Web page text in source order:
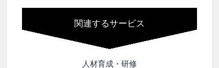
関連するサービス
人材育成・研修